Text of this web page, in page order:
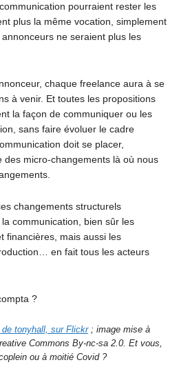
pourraient rester les
plus la même vocation, simplement
ne seraient plus les
chaque freelance aura à se
à venir. Et toutes les propositions
la façon de communiquer ou les
sans faire évoluer le cadre
doit se placer,
des micro-changements là où nous
changements structurels
communication, bien sûr les
financières, mais aussi les
en fait tous les acteurs
?
tonyhall, sur Flickr; image mise à
Commons By-nc-sa 2.0. Et vous,
ou à moitié Covid ?